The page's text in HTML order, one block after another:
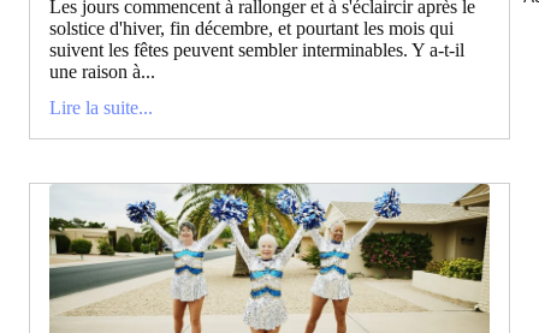
Les jours commencent à rallonger et à s'éclaircir après le
solstice d'hiver, fin décembre, et pourtant les mois qui
suivent les fêtes peuvent sembler interminables. Y a-t-il
une raison à...
Lire la suite...